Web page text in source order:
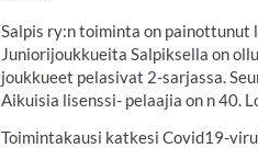
Salpis ry:n toiminta on
Juniorijoukkueita Salpiksella on
joukkueet pelasivat 2-sarjassa.
Aikuisia lisenssi- pelaajia on n 40.
Toimintakausi katkesi Covid19-